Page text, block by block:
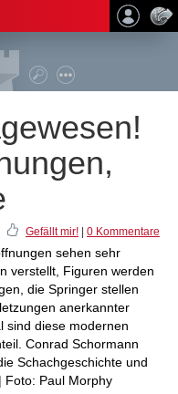
Gefällt mir! 0 Kommentare
sehen sehr
verstellt, Figuren werden
die Springer stellen
anerkannter
sind diese modernen
Conrad Schormann
Schachgeschichte und
Foto: Paul Morphy